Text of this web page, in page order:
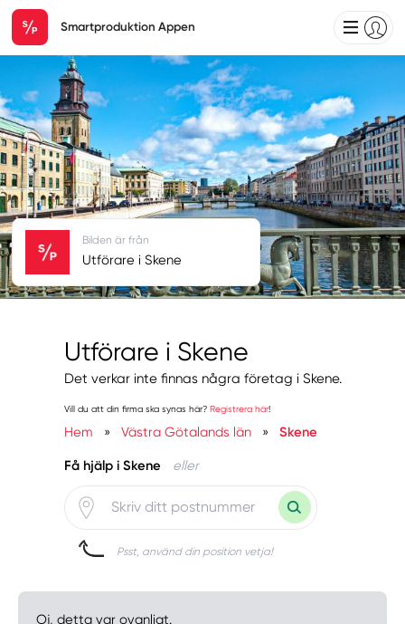
Smartproduktion Appen
Utförare i Skene
Det verkar inte finnas några företag i Skene.
Vill du att din firma ska synas här? Registrera här!
Hem » Västra Götalands län » Skene
Få hjälp i Skene eller
Psst, använd din position vetja!
Bilden är från
Utförare i Skene
Oj, detta var ovanligt.